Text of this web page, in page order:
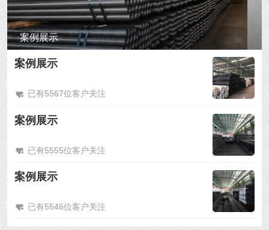
案例展示
案例展示
已有5567位客户关注
案例展示
已有5555位客户关注
案例展示
已有5546位客户关注